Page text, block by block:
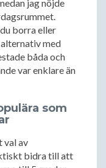
jag nöjde
borra eller
med
båda och
var enklare än
som
val av
bidra till att